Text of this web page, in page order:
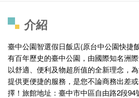
介紹
臺中公園智選假日飯店(原台中公園快捷
有百年歷史的臺中公園，由國際知名洲
以舒適、便利及物超所值的全新理念，
提供更便捷的服務，是您不論商務出差
擇！旅館地址：臺中市中區自由路2段94